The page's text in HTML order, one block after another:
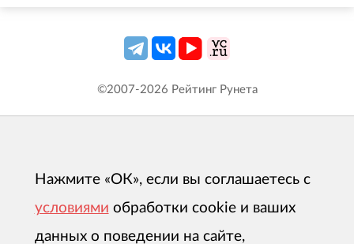
©2007-2026 Рейтинг Рунета
Нажмите «ОК», если вы соглашаетесь с
условиями обработки cookie и ваших
данных о поведении на сайте,